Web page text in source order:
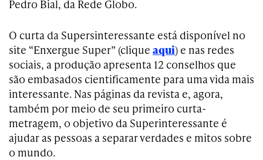
Pedro Bial, da Rede Globo.
O curta da Supersinteressante está disponível no
site “Enxergue Super” (clique aqui) e nas redes
sociais, a produção apresenta 12 conselhos que
são embasados cientificamente para uma vida mais
interessante. Nas páginas da revista e, agora,
também por meio de seu primeiro curta-
metragem, o objetivo da Superinteressante é
ajudar as pessoas a separar verdades e mitos sobre
o mundo.